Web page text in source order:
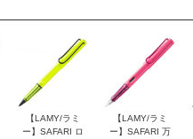
【LAMY/ラミ
ー】SAFARI ロ
【LAMY/ラミ
ー】SAFARI 万